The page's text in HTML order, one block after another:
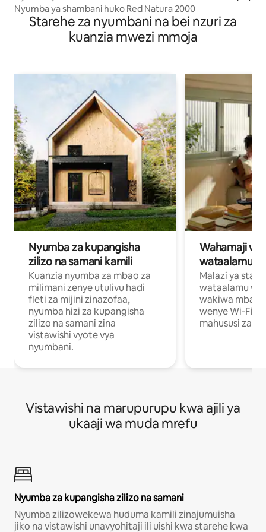
Nyumba ya shambani huko Red Natura 2000
Starehe za nyumbani na bei nzuri za
kuanzia mwezi mmoja
Nyumba za kupangisha
zilizo na samani kamili
Kuanzia nyumba za mbao za
milimani zenye utulivu hadi
fleti za mijini zinazofaa,
nyumba hizi za kupangisha
zilizo na samani zina
vistawishi vyote vya
nyumbani.
Wahamaji
wataalamu
Malazi ya
wataalamu
wakiwa mbali
wenye Wi-Fi
mahususi za
Vistawishi na marupurupu kwa ajili ya
ukaaji wa muda mrefu
Nyumba za kupangisha zilizo na samani
Nyumba zilizowekewa huduma kamili zinajumuisha
jiko na vistawishi unavyohitaji ili uishi kwa starehe kwa